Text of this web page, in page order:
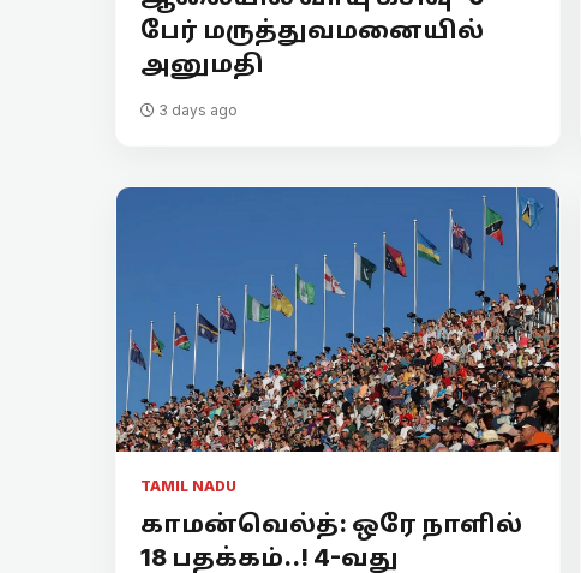
பேர் மருத்துவமனையில்
அனுமதி
3 days ago
TAMIL NADU
காமன்வெல்த்: ஒரே நாளில்
18 பதக்கம்..! 4-வது